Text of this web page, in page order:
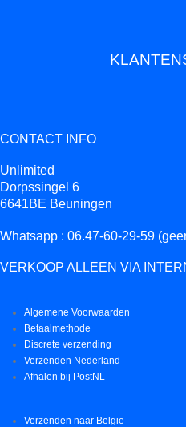
CONTACT INFO
Unlimited
Dorpssingel 6
6641BE Beuningen
Whatsapp : 06.47-60-29-59
VERKOOP ALLEEN VIA
Algemene Voorwaarden
Betaalmethode
Discrete verzending
Verzenden Nederland
Afhalen bij PostNL
Verzenden naar Belgie